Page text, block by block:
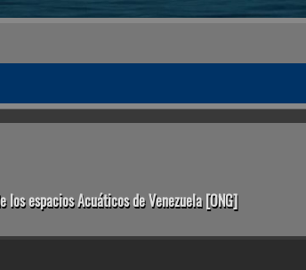
espacios Acuáticos de Venezuela [ONG]